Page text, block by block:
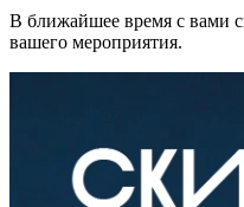
В ближайшее время с вами
вашего мероприятия.